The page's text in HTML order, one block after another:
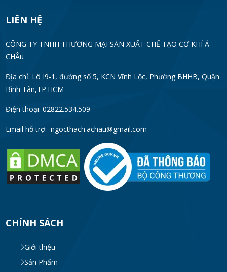
Thùng Phuy 200L Inox 304 Chính Hãng
Máy Đồng Hóa Hay Máy Nhũ Hóa? Cách
Máy Khuấy Trộn Hóa Chất Công Nghiệp
MON 07, 2026
MON 07, 2026
MON 07, 2026
LIÊN HỆ
CÔNG TY TNHH THƯƠNG MẠI SẢN XUẤT CHẾ TẠO CƠ KHÍ Á
CHÂu
Địa chỉ: Lô I9-1, đường số 5, KCN Vĩnh Lộc, Phường BHHB, Quận
Bình Tân,TP.HCM
Điện thoại: 02822.534.509
Email hỗ trợ: ngocthach.achau@gmail.com
CHÍNH SÁCH
Giới thiệu
Sản Phẩm